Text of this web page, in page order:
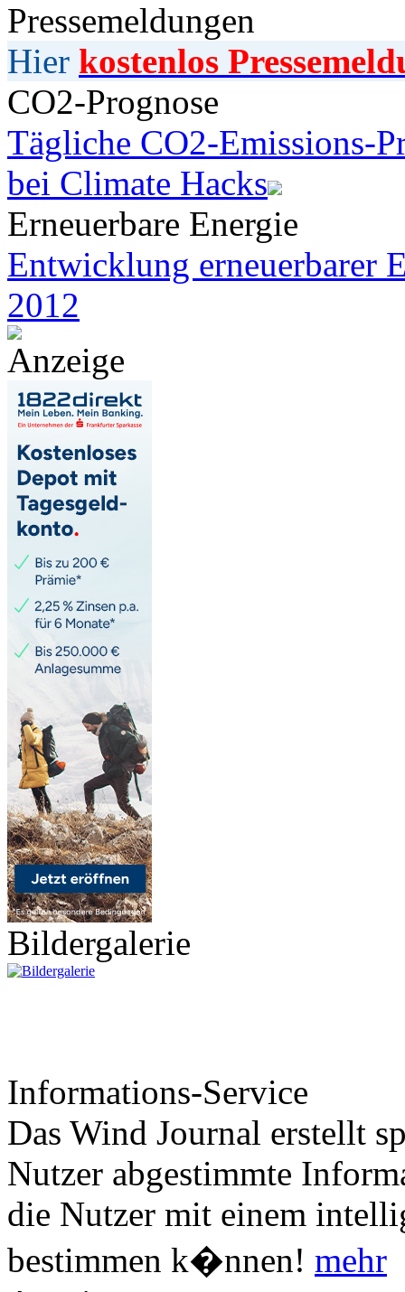
Pressemeldungen
Hier kostenlos
CO2-Prognose
Tägliche CO2-Emissions-
bei Climate Hacks
Erneuerbare Energie
Entwicklung erneuerbarer
2012
Anzeige
Bildergalerie
Informations-Service
Das Wind Journal erstellt
Nutzer abgestimmte
die Nutzer mit einem
bestimmen k�nnen! mehr